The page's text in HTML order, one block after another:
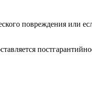
повреждения или